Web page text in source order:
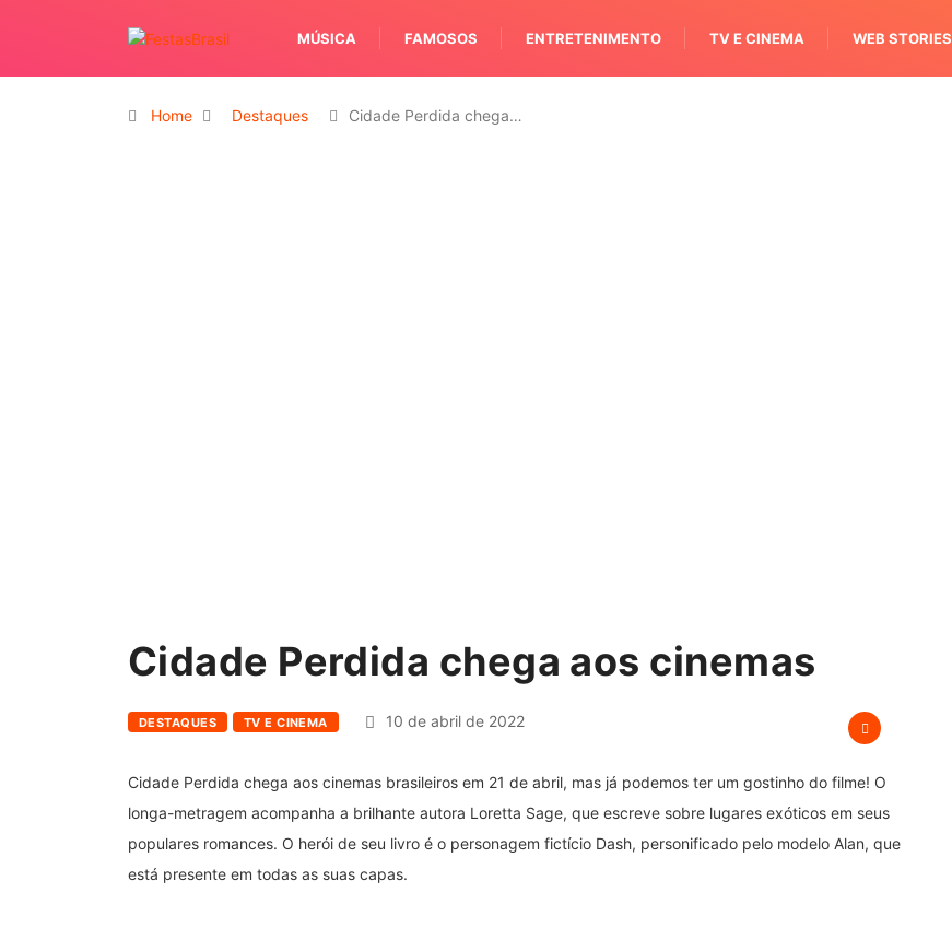
MÚSICA FAMOSOS ENTRETENIMENTO TV E CINEMA WEB STORIES
Home Destaques Cidade Perdida chega…
Cidade Perdida chega aos cinemas
DESTAQUES TV E CINEMA 10 de abril de 2022
Cidade Perdida chega aos cinemas brasileiros em 21 de abril, mas já podemos ter um gostinho do filme! O
longa-metragem acompanha a brilhante autora Loretta Sage, que escreve sobre lugares exóticos em seus
populares romances. O herói de seu livro é o personagem fictício Dash, personificado pelo modelo Alan, que
está presente em todas as suas capas.